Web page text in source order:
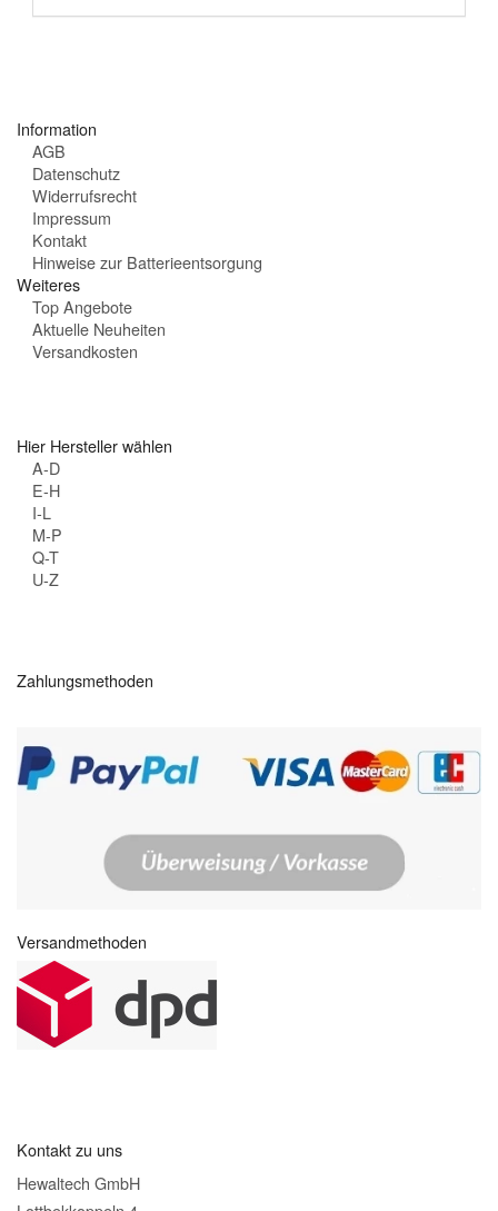
i
Information
AGB
Datenschutz
Widerrufsrecht
Impressum
Kontakt
Hinweise zur Batterieentsorgung
Weiteres
Top Angebote
Aktuelle Neuheiten
Versandkosten
Hier Hersteller wählen
A-D
E-H
I-L
M-P
Q-T
U-Z
Zahlungsmethoden
Versandmethoden
Kontakt zu uns
Hewaltech GmbH